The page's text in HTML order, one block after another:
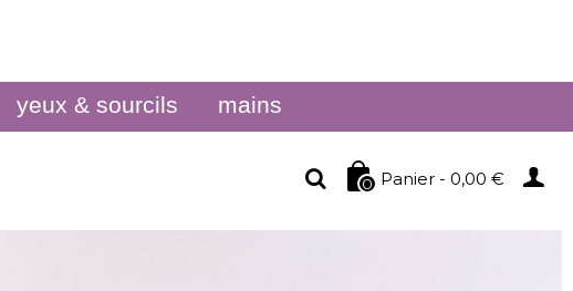
yeux & sourcils mains
0 Panier - 0,00 €